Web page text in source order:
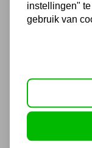
instellingen"
gebruik van